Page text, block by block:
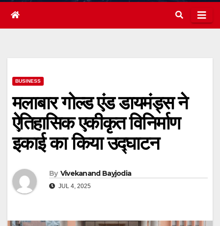
BUSINESS
मलाबार गोल्ड एंड डायमंड्स ने
ऐतिहासिक एकीकृत विनिर्माण
इकाई का किया उद्घाटन
By Vivekanand Bayjodia
JUL 4, 2025